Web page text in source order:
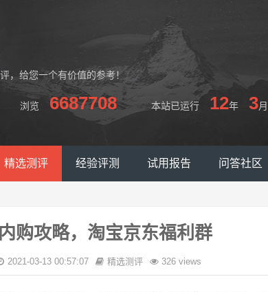
，给您一个有价值的参考！
浏览 6687708 本站已运行 12年 3月
精选测评 经验评测 试用报告 问答社区
购攻略，淘宝京东福利群
2021-03-13 00:57:07 精选测评 326 views